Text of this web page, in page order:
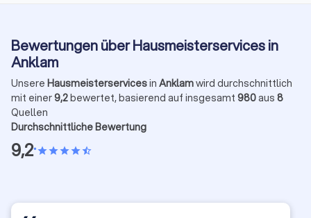
Bewertungen über Hausmeisterservices in
Anklam
Unsere Hausmeisterservicesin Anklamwird durchschnittlich
mit einer9,2bewertet, basierend auf insgesamt 980aus 8
Quellen
Durchschnittliche Bewertung
9,2•starstarstarstarstar_half